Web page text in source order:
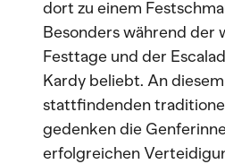
dort zu einem
Besonders während der
Festtage und der
Kardy beliebt. An
stattfindenden
gedenken die
erfolgreichen